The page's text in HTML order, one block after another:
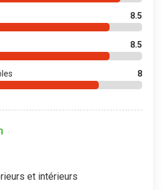
8.5
8.5
8
et intérieurs